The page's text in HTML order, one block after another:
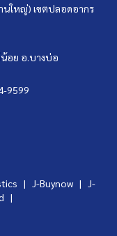
นใหญ่) เขตปลอดอากร
อย อ.บางบ่อ
9599
| J-Buynow | J-
|